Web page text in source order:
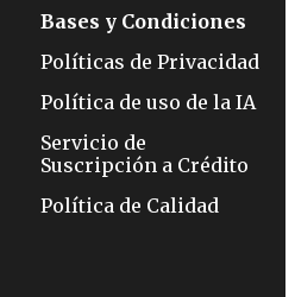
Bases y Condiciones
Políticas de Privacidad
Política de uso de la IA
Servicio de
Suscripción a Crédito
Política de Calidad